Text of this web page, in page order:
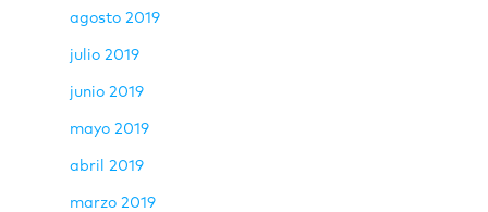
agosto 2019
julio 2019
junio 2019
mayo 2019
abril 2019
marzo 2019